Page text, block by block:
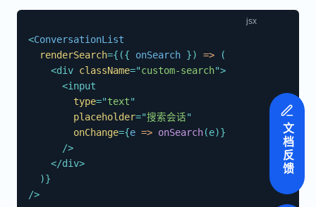
<ConversationList
renderSearch={ ({ onSearch }) =>
(
<div className="custom-search">
<input
type="text"
placeholder="搜索会话"
onChange={e => onSearch(e)}
/>
</div>
)}
/>
文档反馈